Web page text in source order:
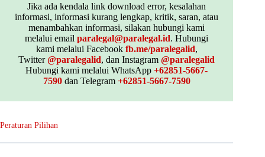
Jika ada kendala link download error, kesalahan
informasi, informasi kurang lengkap, kritik, saran, atau
menambahkan informasi, silakan hubungi kami
melalui emailparalegal@paralegal.id. Hubungi
kami melalui Facebook fb.me/paralegalid,
Twitter@paralegalid, dan Instagram@paralegalid
Hubungi kami melalui WhatsApp+62851-5667-
7590dan Telegram +62851-5667-7590
Peraturan Pilihan